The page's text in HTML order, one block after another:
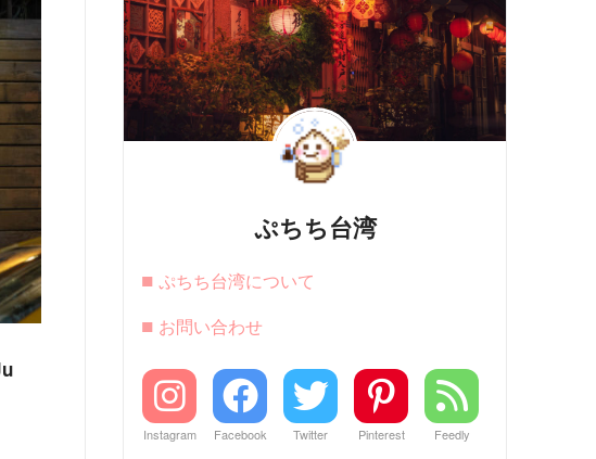
ぷちち台湾
■ ぷちち台湾について
■ お問い合わせ
Instagram Facebook Twitter Pinterest Feedly